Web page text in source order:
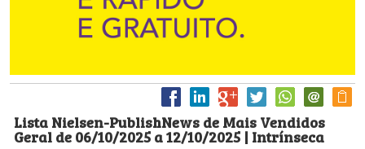
Lista Nielsen-PublishNews de Mais Vendidos
Geral de 06/10/2025 a 12/10/2025 | Intrínseca